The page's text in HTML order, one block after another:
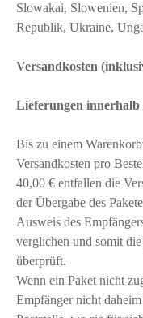
Slowakai, Slowenien,
Republik, Ukraine,
Versandkosten
Lieferungen innerhalb
Bis zu einem
Versandkosten pro
40,00 € entfallen die
der Übergabe des
Ausweis des
verglichen und somit
überprüft.
Wenn ein Paket nicht
Empfänger nicht